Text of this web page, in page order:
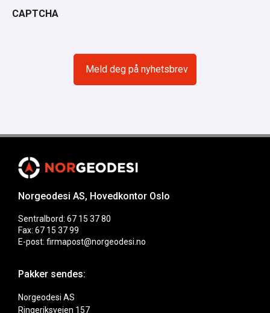
CAPTCHA
Norgeodesi AS, Hovedkontor Oslo
Sentralbord: 67 15 37 80
Fax: 67 15 37 99
E-post: firmapost@norgeodesi.no
Pakker sendes:
Norgeodesi AS
Ringeriksveien 157